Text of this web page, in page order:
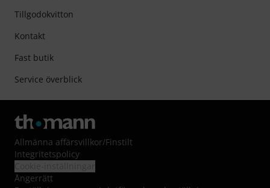
Tillgodokvitton
Kontakt
Fast butik
Service överblick
Allmänna affärsvillkor/Finstilt
Integritetspolicy
Ångerrätt